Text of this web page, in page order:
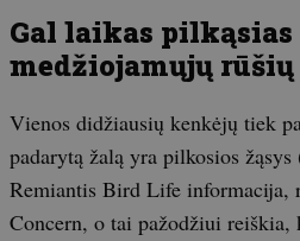
Gal laikas
medžiojamųjų rūšių
Vienos didžiausių kenkėjų tiek
padarytą žalą yra pilkosios
Remiantis Bird Life informacija,
Concern, o tai pažodžiui reiškia,